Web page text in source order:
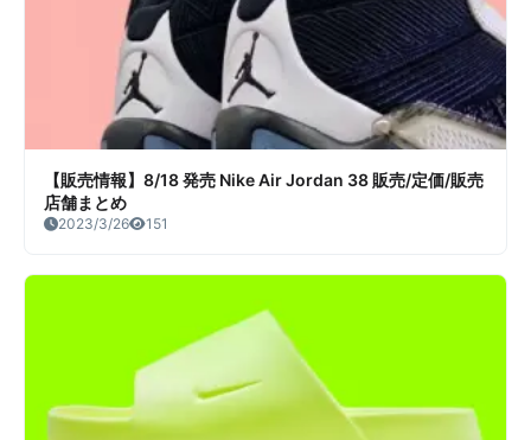
【販売情報】8/18 発売 Nike Air Jordan 38 販売/定価/販売
店舗まとめ
2023/3/26 151